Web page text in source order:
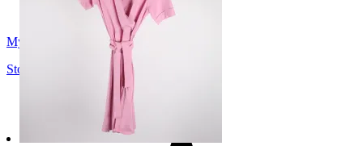
Myrorna
Stockholm